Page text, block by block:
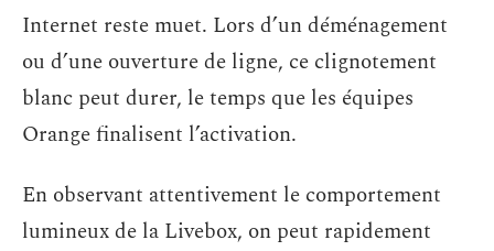
Internet reste muet. Lors d’un déménagement
ou d’une ouverture de ligne, ce clignotement
blanc peut durer, le temps que les équipes
Orange finalisent l’activation.
En observant attentivement le comportement
lumineux de la Livebox, on peut rapidement